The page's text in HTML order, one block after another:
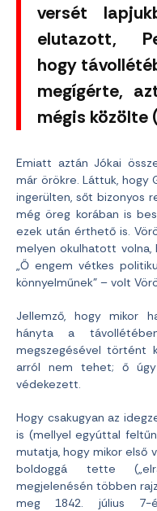
versét
elutazott,
hogy
megígérte,
mégis közölte
Emiatt aztán Jókai
már örökre. Láttuk, hogy
ingerülten, sőt bizonyos
még öreg korában is
ezek után érthető is.
melyen okulhatott volna,
„Ő engem vétkes
könnyelműnek” – volt
Jellemző, hogy mikor
hányta a
megszegésével történt
arról nem tehet; ő úgy
védekezett.
Hogy csakugyan az
is (mellyel egyúttal
mutatja, hogy mikor első
boldoggá tette
megjelenésén többen
meg 1842. július 7-